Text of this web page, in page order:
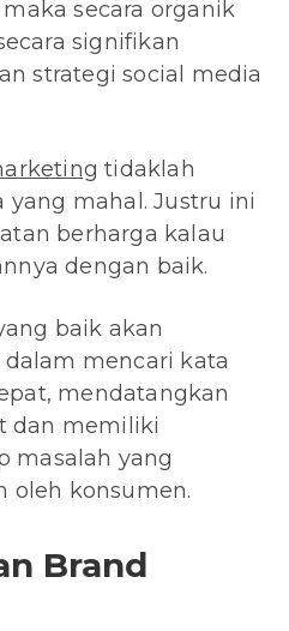
secara organik
signifikan
strategi social media
tidaklah
mahal. Justru ini
berharga kalau
dengan baik.
baik akan
mencari kata
mendatangkan
dan memiliki
masalah yang
oleh konsumen.
Brand